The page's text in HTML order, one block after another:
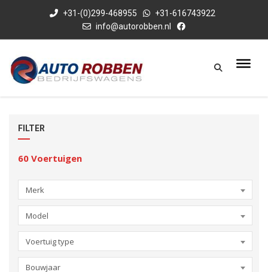
+31-(0)299-468955
+31-616743922
info@autorobben.nl
FILTER
60 Voertuigen
Merk
Model
Voertuig type
Bouwjaar